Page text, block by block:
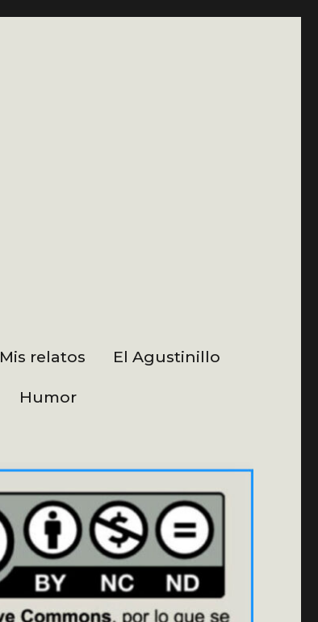
Mis relatos El Agustinillo
Humor